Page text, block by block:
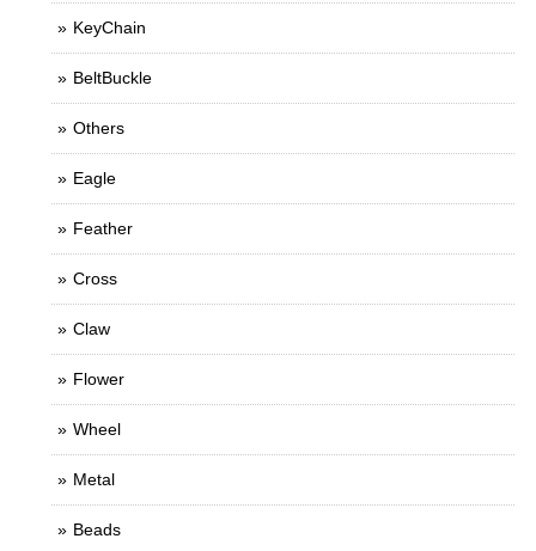
KeyChain
BeltBuckle
Others
Eagle
Feather
Cross
Claw
Flower
Wheel
Metal
Beads